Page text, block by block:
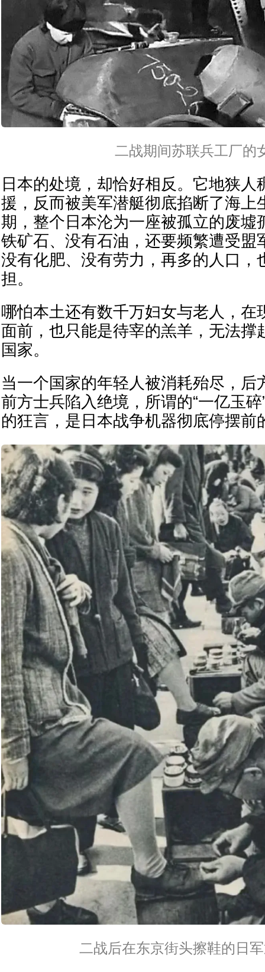
二战期间苏联兵工厂的
日本的处境，却恰好相反。它地狭人
援，反而被美军潜艇彻底掐断了海上
期，整个日本沦为一座被孤立的废墟
铁矿石、没有石油，还要频繁遭受盟
没有化肥、没有劳力，再多的人口，
担。
哪怕本土还有数千万妇女与老人，在
面前，也只能是待宰的羔羊，无法撑
国家。
当一个国家的年轻人被消耗殆尽，后
前方士兵陷入绝境，所谓的“一亿玉
的狂言，是日本战争机器彻底停摆前
二战后在东京街头擦鞋的日